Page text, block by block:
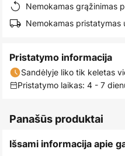
Nemokamas grąžinimas
Nemokamas
Pristatymo informacija
Sandėlyje liko tik keletas
Pristatymo laikas: 4 - 7
Panašūs produktai
Išsami informacija apie